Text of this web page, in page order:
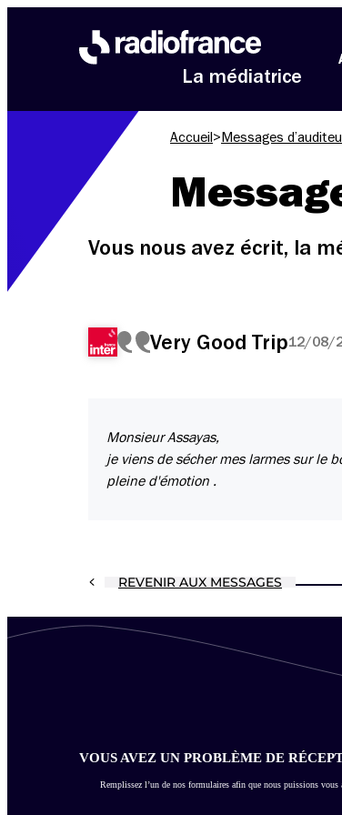
La médiatrice
Accueil > Messages
Vous nous avez écrit, la
Very Good Trip12/08/
Monsieur Assayas,
je viens de sécher mes larmes sur le
pleine d'émotion .
REVENIR AUX MESSAGES
VOUS AVEZ UN PROBLÈME DE
Remplissez l’un de nos formulaires afin que nous puissions vous